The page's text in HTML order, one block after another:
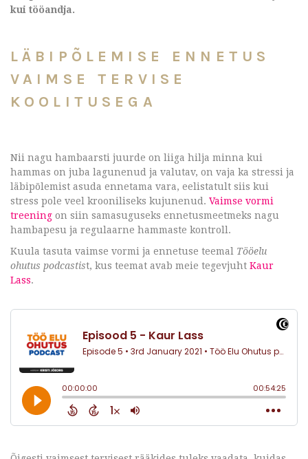
kui tööandja.
LÄBIPÕLEMISE ENNETUS
VAIMSE TERVISE
KOOLITUSEGA
Nii nagu hambaarsti juurde on liiga hilja minna kui
hammas on juba lagunenud ja valutav, on vaja ka stressi ja
läbipõlemist asuda ennetama vara, eelistatult siis kui
stress pole veel krooniliseks kujunenud. Vaimse vormi
treening on siin samasuguseks ennetusmeetmeks nagu
hambapesu ja regulaarne hammaste kontroll.
Kuula tasuta vaimse vormi ja ennetuse teemal Tööelu
ohutus podcastist, kus teemat avab meie tegevjuht Kaur
Lass.